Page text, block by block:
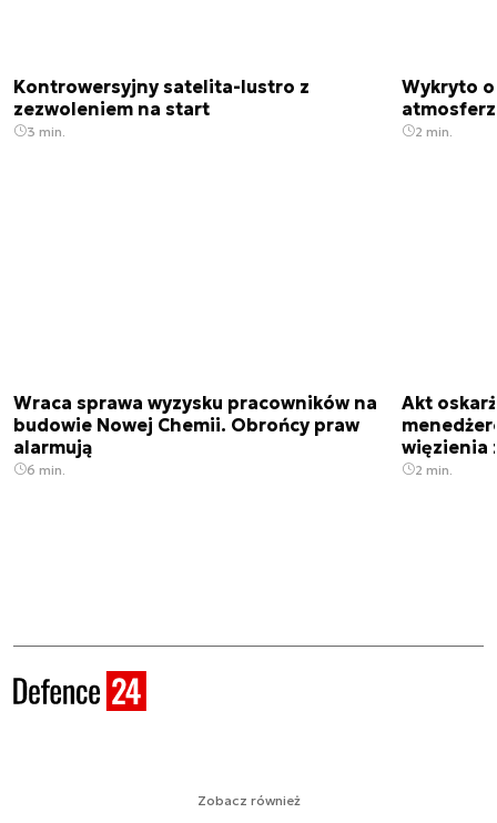
Kontrowersyjny satelita-lustro z
zezwoleniem na start
3 min.
Wykryto
2 min.
Wraca sprawa wyzysku pracowników na
budowie Nowej Chemii. Obrońcy praw
alarmują
6 min.
Akt
więzienia
2 min.
Zobacz również